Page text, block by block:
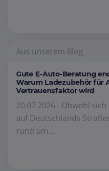
Aus unserem Blog
Gute E-Auto-Beratung
Warum Ladezubehör für
Vertrauensfaktor wird
20.07.2026 - Obwohl
auf Deutschlands
rund um...